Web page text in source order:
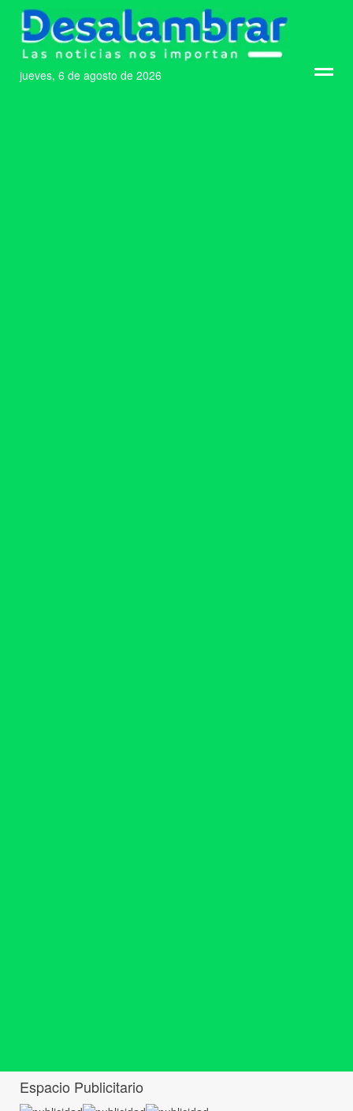
jueves, 6 de agosto de 2026
Espacio Publicitario